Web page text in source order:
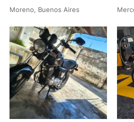
Moreno, Buenos Aires